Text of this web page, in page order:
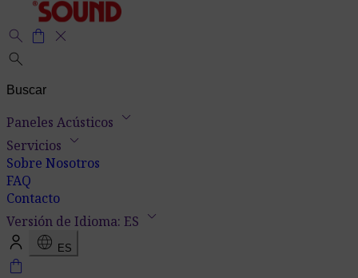
search shopping_bag close
search
Paneles Acústicos keyboard_arrow_down
Servicios keyboard_arrow_down
Sobre Nosotros
FAQ
Contacto
Versión de Idioma: ES keyboard_arrow_down
language ES
shopping_bag